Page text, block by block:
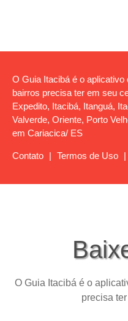
O Guia Itacibá é o
bairros precisa ter em seu
Expedito, Itacibá, Itanguá,
Valverde, Oriente, Porto
em Cariacica/ ES
Contato | Termos de Uso |
O Guia Itacibá é o
precisa